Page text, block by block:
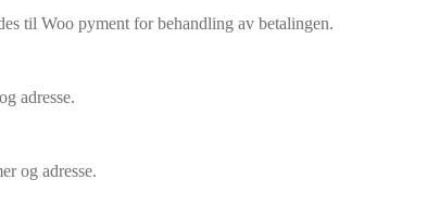
til Woo pyment for behandling av betalingen.
adresse.
og adresse.